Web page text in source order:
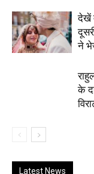
देखें
ने
के
Latest News